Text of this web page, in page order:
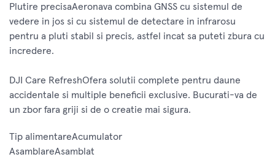
Plutire precisaAeronava combina GNSS cu sistemul de
vedere in jos si cu sistemul de detectare in infrarosu
pentru a pluti stabil si precis, astfel incat sa puteti zbura cu
incredere.
DJI Care RefreshOfera solutii complete pentru daune
accidentale si multiple beneficii exclusive. Bucurati-va de
un zbor fara griji si de o creatie mai sigura.
Tip alimentareAcumulator
AsamblareAsamblat